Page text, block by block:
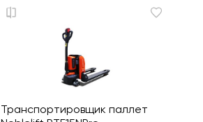
Транспортировщик паллет